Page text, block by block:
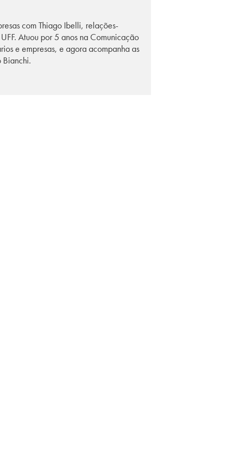
com Thiago Ibelli, relações-
Atuou por 5 anos na Comunicação
e empresas, e agora acompanha as